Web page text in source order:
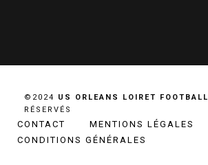
©2024 US ORLEANS LOIRET FOOTBALL
RÉSERVÉS
CONTACT
MENTIONS LÉGALES
CONDITIONS GÉNÉRALES